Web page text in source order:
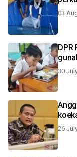
03
DPR
30
26